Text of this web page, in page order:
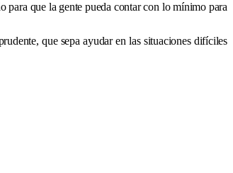
para que la gente pueda contar con lo mínimo para
que sepa ayudar en las situaciones difíciles